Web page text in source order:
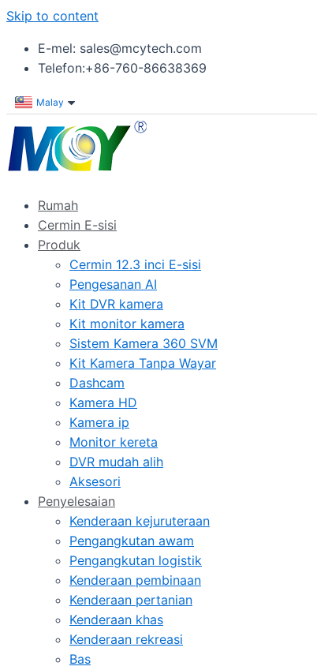
Skip to content
E-mel: sales@mcytech.com
Telefon:+86-760-86638369
Malay
Rumah
Cermin E-sisi
Produk
Cermin 12.3 inci E-sisi
Pengesanan AI
Kit DVR kamera
Kit monitor kamera
Sistem Kamera 360 SVM
Kit Kamera Tanpa Wayar
Dashcam
Kamera HD
Kamera ip
Monitor kereta
DVR mudah alih
Aksesori
Penyelesaian
Kenderaan kejuruteraan
Pengangkutan awam
Pengangkutan logistik
Kenderaan pembinaan
Kenderaan pertanian
Kenderaan khas
Kenderaan rekreasi
Bas